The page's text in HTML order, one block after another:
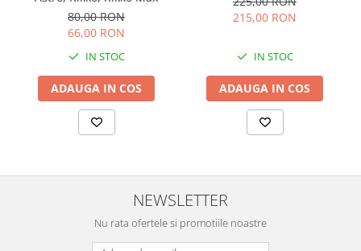
80,00 RON
66,00 RON
IN STOC
ADAUGA IN COS
215,00 RON
IN STOC
ADAUGA IN COS
NEWSLETTER
Nu rata ofertele si promotiile noastre